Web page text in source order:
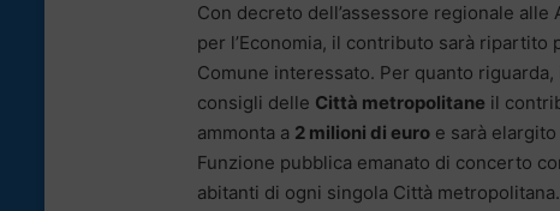
Con decreto dell’assessore regionale
per l’Economia, il contributo sarà
Comune interessato. Per quanto
consigli delle Città metropolitane il
ammonta a 2 milioni di euro e sarà
Funzione pubblica emanato di concerto
abitanti di ogni singola Città metropolitana.